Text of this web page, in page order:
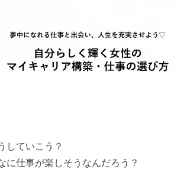
していこう？
に仕事が楽しそうなんだろう？